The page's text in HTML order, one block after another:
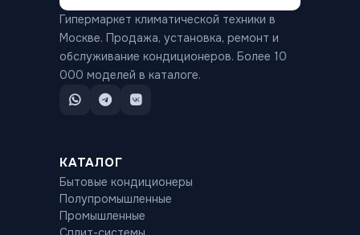
Гипермаркет климатической техники в
Москве. Продажа, установка, ремонт и
обслуживание кондиционеров. Более 10
000 моделей в каталоге.
КАТАЛОГ
Бытовые кондиционеры
Полупромышленные
Промышленные